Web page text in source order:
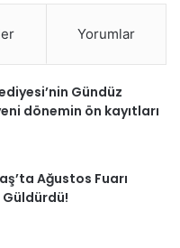
Yorumlar
Gündüz
dönemin ön kayıtları
Ağustos Fuarı
Güldürdü!